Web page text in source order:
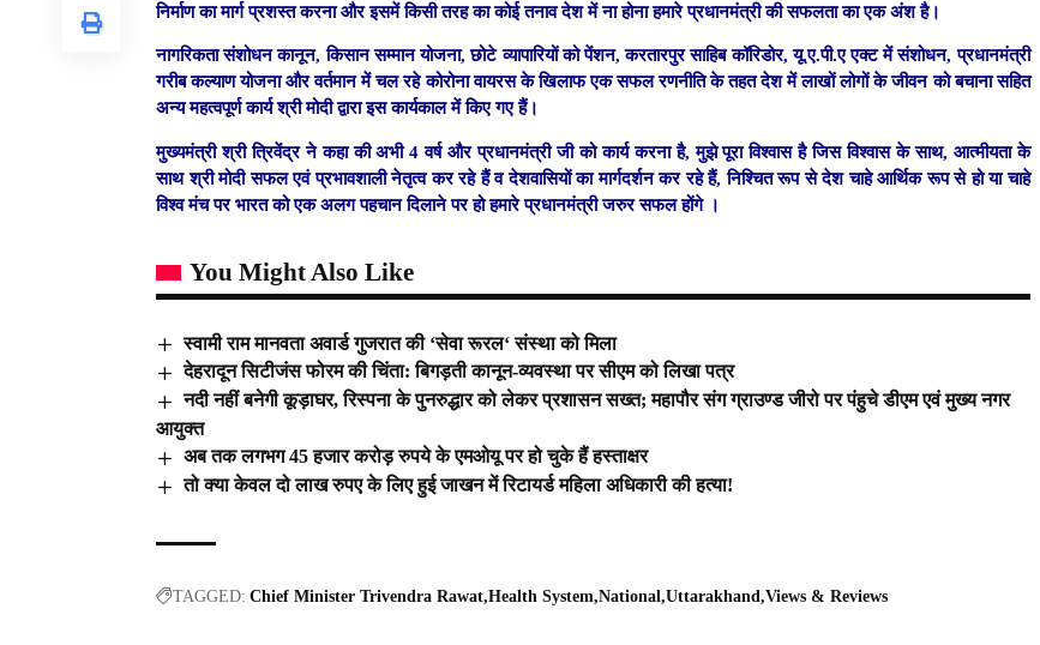
निर्माण का मार्ग प्रशस्त करना और इसमें किसी तरह का कोई तनाव देश में ना होना हमारे प्रधानमंत्री की सफलता का एक अंश है।
नागरिकता संशोधन कानून, किसान सम्मान योजना, छोटे व्यापारियों को पेंशन, करतारपुर साहिब कॉरिडोर, यू.ए.पी.ए एक्ट में संशोधन, प्रधानमंत्री
गरीब कल्याण योजना और वर्तमान में चल रहे कोरोना वायरस के खिलाफ एक सफल रणनीति के तहत देश में लाखों लोगों के जीवन को बचाना सहित
अन्य महत्वपूर्ण कार्य श्री मोदी द्वारा इस कार्यकाल में किए गए हैं।
मुख्यमंत्री श्री त्रिवेंद्र ने कहा की अभी 4 वर्ष और प्रधानमंत्री जी को कार्य करना है, मुझे पूरा विश्वास है जिस विश्वास के साथ, आत्मीयता के
साथ श्री मोदी सफल एवं प्रभावशाली नेतृत्व कर रहे हैं व देशवासियों का मार्गदर्शन कर रहे हैं, निश्चित रूप से देश चाहे आर्थिक रूप से हो या चाहे
विश्व मंच पर भारत को एक अलग पहचान दिलाने पर हो हमारे प्रधानमंत्री जरुर सफल होंगे ।
You Might Also Like
स्वामी राम मानवता अवार्ड गुजरात की ‘सेवा रूरल‘ संस्था को मिला
देहरादून सिटीजंस फोरम की चिंता: बिगड़ती कानून-व्यवस्था पर सीएम को लिखा पत्र
नदी नहीं बनेगी कूड़ाघर, रिस्पना के पुनरुद्धार को लेकर प्रशासन सख्त; महापौर संग ग्राउण्ड जीरो पर पंहुचे डीएम एवं मुख्य नगर
आयुक्त
अब तक लगभग 45 हजार करोड़ रुपये के एमओयू पर हो चुके हैं हस्ताक्षर
तो क्या केवल दो लाख रुपए के लिए हुई जाखन में रिटायर्ड महिला अधिकारी की हत्या!
TAGGED: Chief Minister Trivendra Rawat Health System National Uttarakhand Views & Reviews